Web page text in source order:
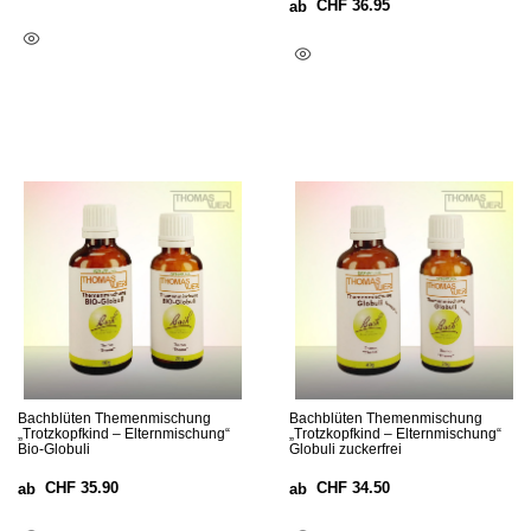
ab CHF 36.95
Bachblüten Themenmischung
„Trotzkopfkind – Elternmischung“
Bio-Globuli
ab CHF 35.90
Bachblüten Themenmischung
„Trotzkopfkind – Elternmischung“
Globuli zuckerfrei
ab CHF 34.50